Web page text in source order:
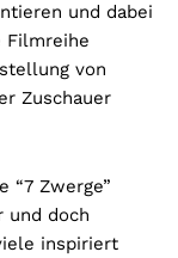
und dabei
Filmreihe
von
Zuschauer
“7 Zwerge”
und doch
inspiriert